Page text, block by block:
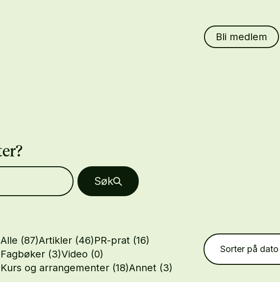
Bli medlem
Søk
Alle (87)Artikler (46)PR-prat (16)
Fagbøker (3)Video (0)
Kurs og arrangementer (18)Annet (3)
Sorter på dato